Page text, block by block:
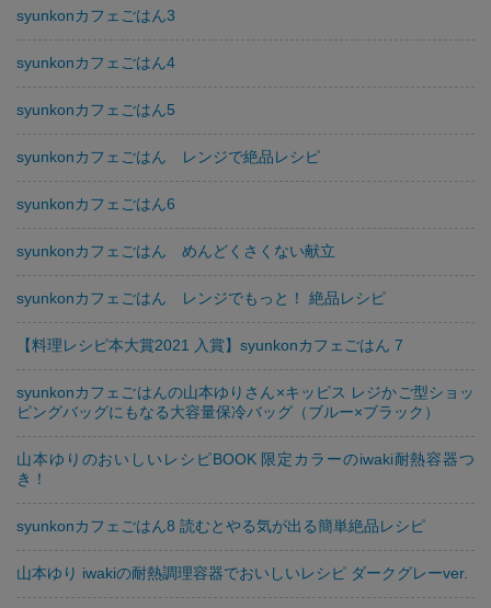
syunkonカフェごはん3
syunkonカフェごはん4
syunkonカフェごはん5
syunkonカフェごはん レンジで絶品レシピ
syunkonカフェごはん6
syunkonカフェごはん めんどくさくない献立
syunkonカフェごはん レンジでもっと！ 絶品レシピ
【料理レシピ本大賞2021 入賞】syunkonカフェごはん 7
syunkonカフェごはんの山本ゆりさん×キッピス レジかご型ショッ
ピングバッグにもなる大容量保冷バッグ（ブルー×ブラック）
山本ゆりのおいしいレシピBOOK 限定カラーのiwaki耐熱容器つ
き！
syunkonカフェごはん8 読むとやる気が出る簡単絶品レシピ
山本ゆり iwakiの耐熱調理容器でおいしいレシピ ダークグレーver.